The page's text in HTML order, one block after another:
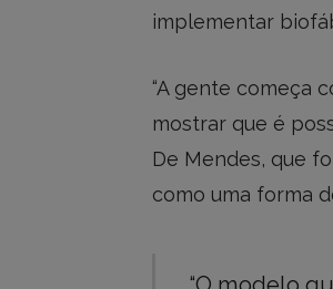
implementar
“A gente começa
mostrar que é
De Mendes, que
como uma forma